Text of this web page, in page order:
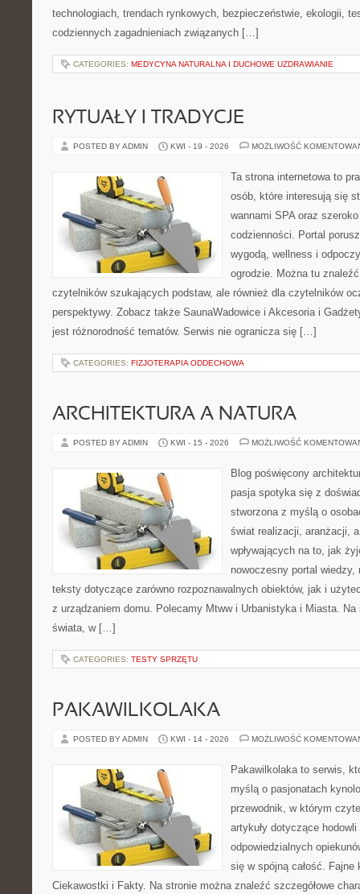
technologiach, trendach rynkowych, bezpieczeństwie, ekologii,
codziennych zagadnieniach związanych […]
CATEGORIES: MEDYCYNA NATURALNA I DUCHOWE UZDRAWIANIE
RYTUAŁY I TRADYCJE
POSTED BY ADMIN KWI - 19 - 2026 MOŻLIWOŚĆ
Ta strona internetowa to
osób, które interesują się
wannami SPA oraz
codzienności. Portal
wygodą, wellness i
ogrodzie. Można tu
czytelników szukających podstaw, ale również dla czytelników
perspektywy. Zobacz także SaunaWadowice i Akcesoria i
jest różnorodność tematów. Serwis nie ogranicza się […]
CATEGORIES: FIZJOTERAPIA ODDECHOWA
ARCHITEKTURA A NATURA
POSTED BY ADMIN KWI - 15 - 2026 MOŻLIWOŚĆ
Blog poświęcony
pasja spotyka się z
stworzona z myślą o
świat realizacji, aranżacji,
wpływających na to, jak
nowoczesny portal
teksty dotyczące zarówno rozpoznawalnych obiektów, jak i
z urządzaniem domu. Polecamy Mtww i Urbanistyka i Miasta.
świata, w […]
CATEGORIES: TESTY SPRZĘTU
PAKAWILKOLAKA
POSTED BY ADMIN KWI - 14 - 2026 MOŻLIWOŚĆ
Pakawilkolaka to serwis,
myślą o pasjonatach
przewodnik, w którym
artykuły dotyczące
odpowiedzialnych
się w spójną całość.
Ciekawostki i Fakty. Na stronie można znaleźć szczegółowe